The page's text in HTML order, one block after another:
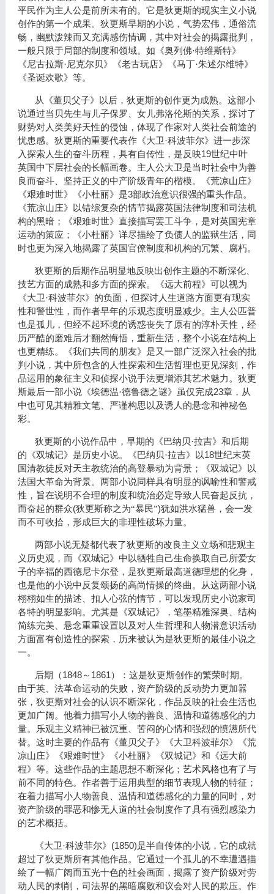
平民作为主人公是前所未有的。它是狄更斯的现实主义小说
创作的第一个成果。狄更斯早期的小说，气势宏伟，通俗流
畅，幽默泼辣而又充满感伤情调，其中对社会的揭露批判，
一般只限于局部的制度和领域。如 《奥列佛·特维斯特》
《尼古拉斯·尼克尔贝》《老古玩店》《马丁·朱述尔维特》
《圣诞欢歌》等。
从 《董贝父子》
以后，狄更斯的创作更为成熟。这部小
说通过当贝先生与儿子保罗、女儿弗洛伦斯的关系，探讨了
财势对人类美好天性的侵蚀，体现了作家对人类社会前途的
忧患感。狄更斯的重要代表作《大卫·科波菲尔》进一步深
入探索人生的奋斗历程，具有自传性，是反映19世纪中叶
英国中下层社会的长幅画卷。主人公大卫是当时社会中为善
良而奋斗、坚持正义的中产阶级青年的楷模。
《荒凉山庄》
《艰难时世》《小杜丽》是3部政治意识很强的重头作品。
《荒凉山庄》以错综复杂的情节揭露英国法律制度和司法机
构的黑暗；《艰难时世》直接描写罢工斗争，是对英国宪章
运动的策应；
《小杜丽》 详尽描绘了负债人的监狱生活，同
时也更为深入地揭露了英国官僚制度和机构的冗繁、腐朽。
狄更斯的后期作品明显地反映出创作主题的不断深化、
技艺方面的成熟和多方面的探索。《远大前程》可以视为
《大卫·科波菲尔》 的负面，但探讨人生道路方面更有现实
性和警世性，而作者早年的乐观态度明显减少。主人公匹普
也是孤儿，但经不起环境的诱惑丧失了原有的淳朴天性，经
历严酷的磨难后才翻然悔悟，重新生活，整个小说在结构上
也更精练。
《我们共同的朋友》 是又一部广泛深入社会的批
判小说，其中所包含的人性探索和生活哲理也更见深刻，作
品运用的象征主义和侦探小说手法更增添其艺术魅力。狄更
斯最后一部小说《埃德温·德鲁德之谜》虽仅完成23章，从
中也可见其精雅文笔、严谨构思以及诱人的悬念和神秘色
彩。
狄更斯的小说作品中，早期的 《巴纳贝·拉吉》 和后期
的《双城记》是历史小说。《巴纳贝·拉吉》以18世纪末英
国清教徒反对天主教统治的高登暴动为背景；
《双城记》
以
法国大革命为背景。两部小说同样具有明显的讽喻性和警戒
性，旨在说明不合理的制度和统治必定导致人民奋起反抗，
而奋起的群众(狄更斯称之为“暴民”)犹如洪水猛兽，会一发
而不可收拾，形成巨大的非理性破坏力量。
两部小说无疑都代表了狄更斯的改良主义立场和悲观主
义历史观，而《双城记》中以牺牲自己生命换取自己所爱女
子的幸福的西德尼卡尔登，是狄更斯最高道德理想的化身，
也是他的小说中反复颂扬的高尚情操的终曲。从这两部小说
栩栩如生的描述、扣人心弦的情节，可以发现历史小说家司
各特的明显影响。尤其是《双城记》，笔墨精雅深奥、结构
简练完美、悬念重重设置以及对人生哲理和人物潜意识活动
方面富有创造性的探索，历来被认为是狄更斯的最佳小说之
一。
后期（1848～ 1861）：这是狄更斯创作的繁荣时期。
由于英、法革命运动的失败，资产阶级的反动势力更加嚣
张，狄更斯对社会的认识不断深化，作品反映的社会生活也
更加广阔。他着力描写小人物的善良、温情和道德感化的力
量。乐观主义精神已被沉重、苦闷的心情和强烈的愤懑所代
替。这时主要的作品有《董贝父子》
《大卫科波菲尔》《荒
凉山庄》
《艰难时世》
《小杜丽》《双城记》和《远大前
程》等。这些作品的主题思想不断深化；艺术风格也有了与
前不同的特色。作者善于运用典型的细节表现人物的特征；
在着力描写小人物善良、温情和道德感化的力量的同时，对
资产阶级的罪恶和惨无人道的社会制度作了具有强烈感染力
的艺术概括。
《大卫·科波菲尔》 (1850)是半自传体的小说，它的成就
超过了狄更斯所有其他作品。它通过一个孤儿的不幸遭遇描
绘了一幅广阔而五光十色的社会画面，揭露了资产阶级对劳
动人民的剥削，司法界的黑暗腐败和议会对人民的欺压。作